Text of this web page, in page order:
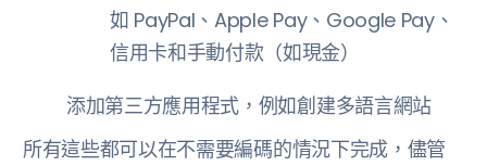
如 PayPal、Apple Pay、Google Pay、
信用卡和手動付款（如現金）
添加第三方應用程式，例如創建多語言網站
所有這些都可以在不需要編碼的情況下完成，儘管